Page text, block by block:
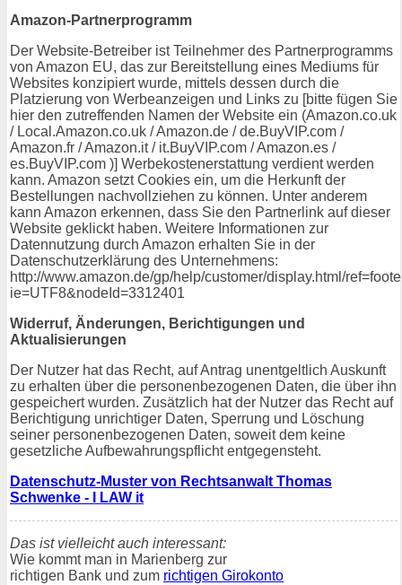
Amazon-Partnerprogramm
Der Website-Betreiber ist Teilnehmer des Partnerprogramms
von Amazon EU, das zur Bereitstellung eines Mediums für
Websites konzipiert wurde, mittels dessen durch die
Platzierung von Werbeanzeigen und Links zu [bitte fügen Sie
hier den zutreffenden Namen der Website ein (Amazon.co.uk
/ Local.Amazon.co.uk / Amazon.de / de.BuyVIP.com /
Amazon.fr / Amazon.it / it.BuyVIP.com / Amazon.es /
es.BuyVIP.com )] Werbekostenerstattung verdient werden
kann. Amazon setzt Cookies ein, um die Herkunft der
Bestellungen nachvollziehen zu können. Unter anderem
kann Amazon erkennen, dass Sie den Partnerlink auf dieser
Website geklickt haben. Weitere Informationen zur
Datennutzung durch Amazon erhalten Sie in der
Datenschutzerklärung des Unternehmens:
http://www.amazon.de/gp/help/customer/display.html/
ie=UTF8&nodeId=3312401
Widerruf, Änderungen, Berichtigungen und
Aktualisierungen
Der Nutzer hat das Recht, auf Antrag unentgeltlich Auskunft
zu erhalten über die personenbezogenen Daten, die über ihn
gespeichert wurden. Zusätzlich hat der Nutzer das Recht auf
Berichtigung unrichtiger Daten, Sperrung und Löschung
seiner personenbezogenen Daten, soweit dem keine
gesetzliche Aufbewahrungspflicht entgegensteht.
Datenschutz-Muster von Rechtsanwalt Thomas
Schwenke - I LAW it
Das ist vielleicht auch interessant:
Wie kommt man in Marienberg zur
richtigen Bank und zum richtigen Girokonto